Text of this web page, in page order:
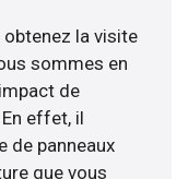
la visite
sommes en
de
effet, il
de panneaux
que vous